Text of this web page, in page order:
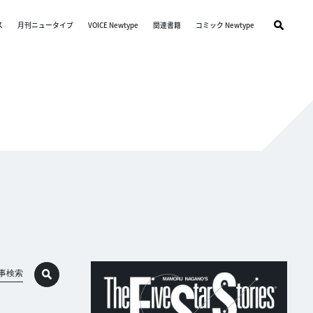
月刊ニュータイプ VOICE Newtype 関連書籍 コミック Newtype
検索